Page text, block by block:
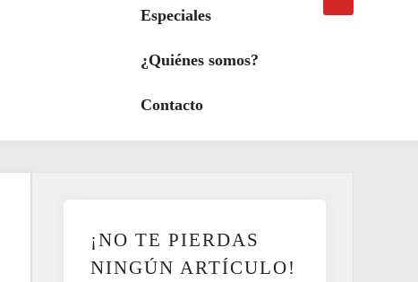
Especiales
¿Quiénes somos?
Contacto
búsqueda
¡NO TE PIERDAS
NINGÚN ARTÍCULO!